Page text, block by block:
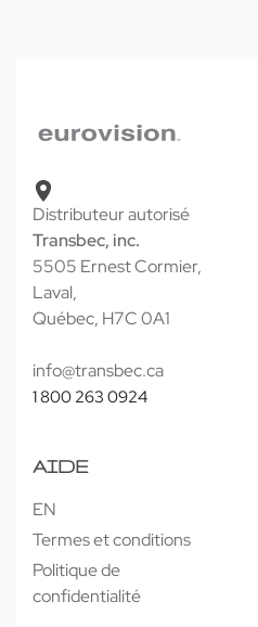
Transbec, inc.
5505 Ernest Cormier,
Laval,
Québec, H7C 0A1
info@transbec.ca